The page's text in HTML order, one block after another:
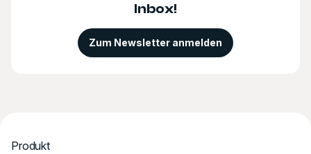
Inbox!
Zum Newsletter anmelden
Produkt